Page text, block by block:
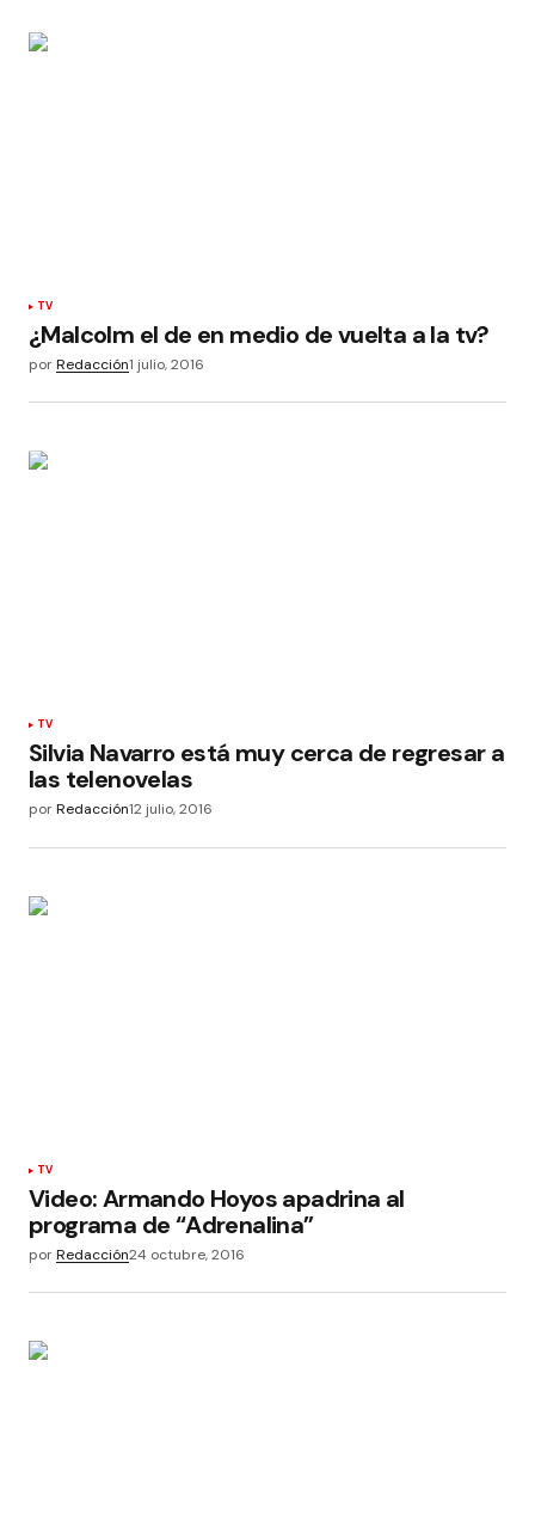
TV
¿Malcolm el de en medio de vuelta a la tv?
porRedacción1 julio, 2016
TV
Silvia Navarro está muy cerca de regresar a
las telenovelas
porRedacción12 julio, 2016
TV
Video: Armando Hoyos apadrina al
programa de “Adrenalina”
porRedacción24 octubre, 2016